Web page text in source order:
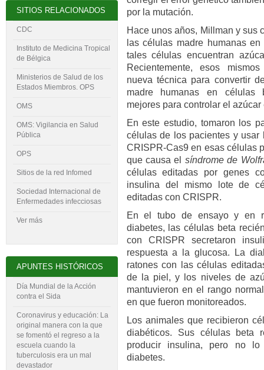
por la mutación.
Hace unos años, Millman y sus
las células madre humanas
tales células encuentran
Recientemente, esos
nueva técnica para convertir
madre humanas en células
mejores para controlar el azúcar
En este estudio, tomaron los
células de los pacientes y
CRISPR-Cas9 en esas células
que causa el síndrome de
células editadas por genes
insulina del mismo lote de
editadas con CRISPR.
En el tubo de ensayo y en
diabetes, las células beta
con CRISPR secretaron
respuesta a la glucosa. La
ratones con las células
de la piel, y los niveles de
mantuvieron en el rango
en que fueron monitoreados.
Los animales que recibieron
diabéticos. Sus células beta
producir insulina, pero no
diabetes.
SITIOS RELACIONADOS
CDC
Instituto de Medicina Tropical
de Bélgica
Ministerios de Salud de los
Estados Miembros. OPS
OMS
OMS: Vigilancia en Salud
Pública
OPS
Sitios de la red Infomed
Sociedad Internacional de
Enfermedades infecciosas
Ver más
APUNTES HISTÓRICOS
Día Mundial de la Acción
contra el Sida
Coronavirus y educación: La
original manera con la que
se fomentó el regreso a la
escuela cuando la
tuberculosis era un mal
devastador